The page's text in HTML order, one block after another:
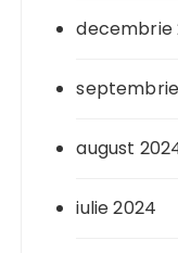
decembrie
august
iulie 2024